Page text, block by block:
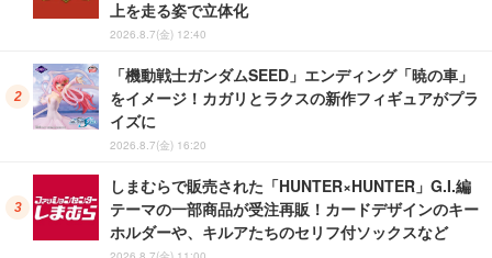
上を走る姿で立体化
2026.8.7(金) 12:40
「機動戦士ガンダムSEED」エンディング「暁の車」
をイメージ！カガリとラクスの新作フィギュアがプラ
イズに
2026.8.7(金) 16:20
しまむらで販売された「HUNTER×HUNTER」G.I.編
テーマの一部商品が受注再販！カードデザインのキー
ホルダーや、キルアたちのセリフ付ソックスなど